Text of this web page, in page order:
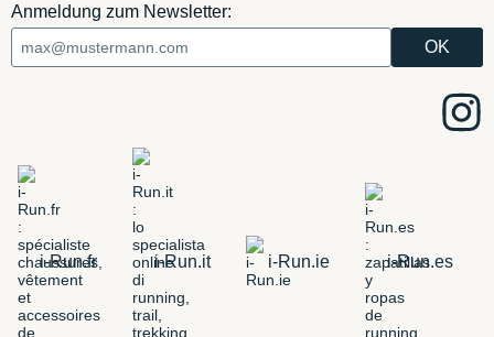
Anmeldung zum Newsletter:
i-Run.fr i-Run.it i-Run.ie i-Run.es